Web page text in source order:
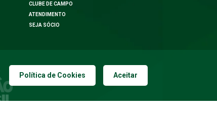
CLUBE DE CAMPO
ATENDIMENTO
SEJA SÓCIO
Política de Cookies Aceitar